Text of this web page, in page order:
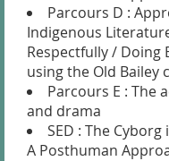
Parcours D :
Indigenous
Respectfully / Doing
using the Old
Parcours E : The
and drama
SED : The Cyborg
A Posthuman